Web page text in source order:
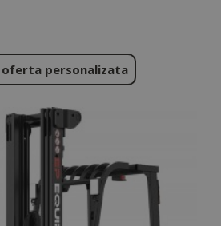
oferta personalizata